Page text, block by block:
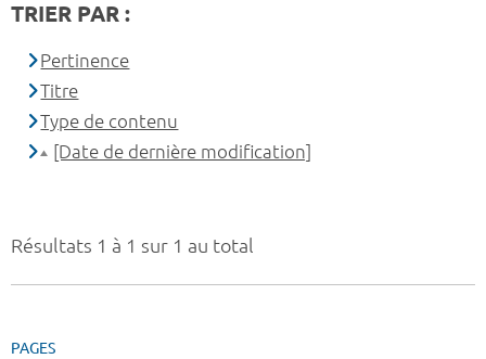
Résultats 1 à 1 sur 1 au total
PAGES
TRIER PAR :
Pertinence
Titre
Type de contenu
[Date de dernière modification]